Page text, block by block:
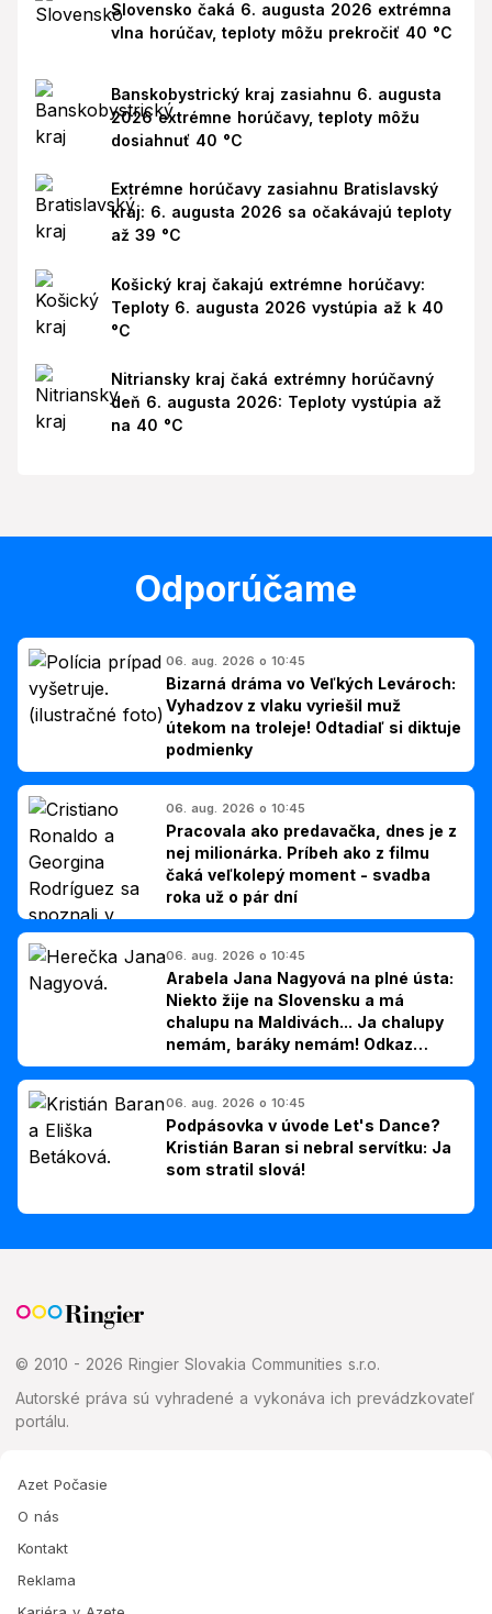
Slovensko čaká 6. augusta 2026 extrémna
vlna horúčav, teploty môžu prekročiť 40 °C
Banskobystrický kraj zasiahnu 6. augusta
2026 extrémne horúčavy, teploty môžu
dosiahnuť 40 °C
Extrémne horúčavy zasiahnu Bratislavský
kraj: 6. augusta 2026 sa očakávajú teploty
až 39 °C
Košický kraj čakajú extrémne horúčavy:
Teploty 6. augusta 2026 vystúpia až k 40
°C
Nitriansky kraj čaká extrémny horúčavný
deň 6. augusta 2026: Teploty vystúpia až
na 40 °C
Odporúčame
06. aug. 2026 o 10:45
Bizarná dráma vo Veľkých Levároch:
Vyhadzov z vlaku vyriešil muž
útekom na troleje! Odtadiaľ si diktuje
podmienky
06. aug. 2026 o 10:45
Pracovala ako predavačka, dnes je z
nej milionárka. Príbeh ako z filmu
čaká veľkolepý moment - svadba
roka už o pár dní
06. aug. 2026 o 10:45
Arabela Jana Nagyová na plné ústa:
Niekto žije na Slovensku a má
chalupu na Maldivách... Ja chalupy
nemám, baráky nemám! Odkaz
Slovákom
06. aug. 2026 o 10:45
Podpásovka v úvode Let's Dance?
Kristián Baran si nebral servítku: Ja
som stratil slová!
© 2010 - 2026 Ringier Slovakia Communities s.r.o.
Autorské práva sú vyhradené a vykonáva ich prevádzkovateľ
portálu.
Azet Počasie
O nás
Kontakt
Reklama